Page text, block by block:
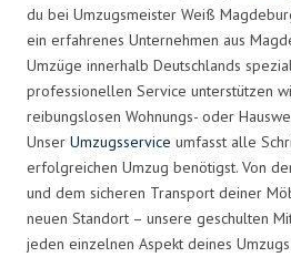
du bei Umzugsmeister Weiß
ein erfahrenes Unternehmen aus
Umzüge innerhalb Deutschlands
professionellen Service unterstützen
reibungslosen Wohnungs- oder
Unser Umzugsservice umfasst alle
erfolgreichen Umzug benötigst. Von
und dem sicheren Transport deiner
neuen Standort – unsere geschulten
jeden einzelnen Aspekt deines